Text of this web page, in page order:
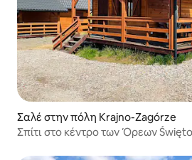
Σαλέ στην πόλη Krajno-Zagórze
Σπίτι στο κέντρο των Όρεων